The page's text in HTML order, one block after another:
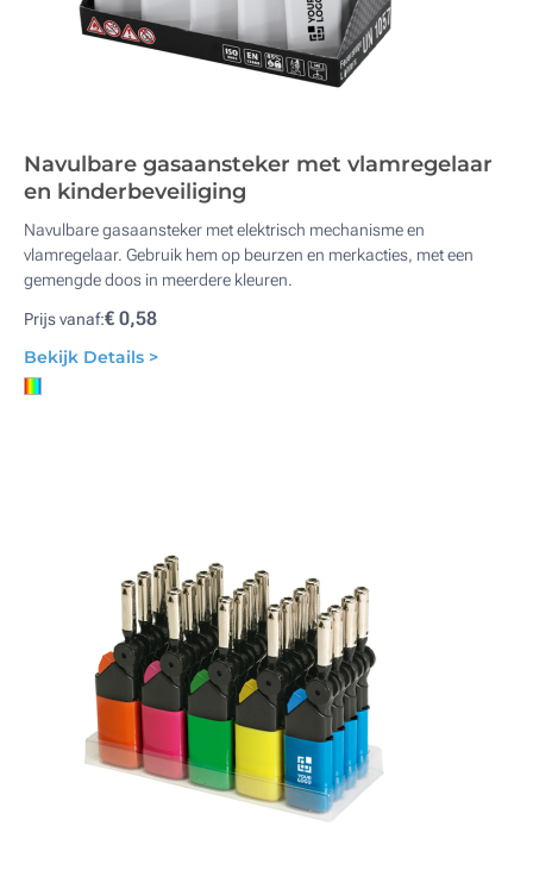
Navulbare gasaansteker met vlamregelaar
en kinderbeveiliging
Navulbare gasaansteker met elektrisch mechanisme en
vlamregelaar. Gebruik hem op beurzen en merkacties, met een
gemengde doos in meerdere kleuren.
Prijs vanaf:€ 0,58
Bekijk Details >